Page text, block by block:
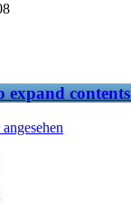
expand contents